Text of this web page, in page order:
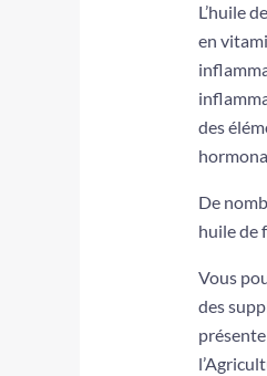
L’huile
en
des
De
huile de
Vous
des